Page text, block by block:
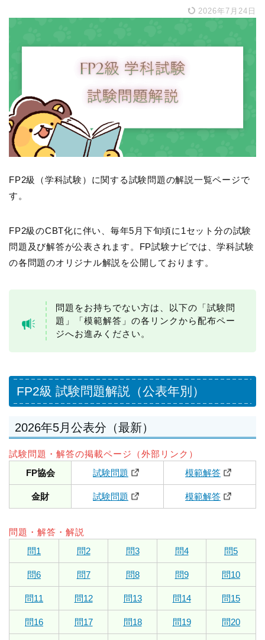
2026年7月24日
FP2級（学科試験）に関する試験問題の解説一覧ページで
す。
FP2級のCBT化に伴い、毎年5月下旬頃に1セット分の試験
問題及び解答が公表されます。FP試験ナビでは、学科試験
の各問題のオリジナル解説を公開しております。
問題をお持ちでない方は、以下の「試験問
題」「模範解答」の各リンクから配布ペー
ジへお進みください。
FP2級 試験問題解説（公表年別）
2026年5月公表分（最新）
試験問題・解答の掲載ページ（外部リンク）
FP協会
試験問題 模範解答
金財 試験問題 模範解答
問題・解答・解説
問1
問2 問3 問4 問5
問6 問7 問8 問9 問10
問11 問12 問13 問14 問15
問16 問17 問18 問19 問20